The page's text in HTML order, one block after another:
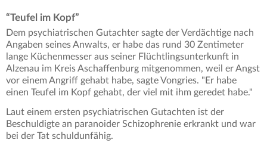
“Teufel im Kopf”
Dem psychiatrischen Gutachter sagte der Verdächtige nach
Angaben seines Anwalts, er habe das rund 30 Zentimeter
lange Küchenmesser aus seiner Flüchtlingsunterkunft in
Alzenau im Kreis Aschaffenburg mitgenommen, weil er Angst
vor einem Angriff gehabt habe, sagte Vongries. "Er habe
einen Teufel im Kopf gehabt, der viel mit ihm geredet habe."
Laut einem ersten psychiatrischen Gutachten ist der
Beschuldigte an paranoider Schizophrenie erkrankt und war
bei der Tat schuldunfähig.